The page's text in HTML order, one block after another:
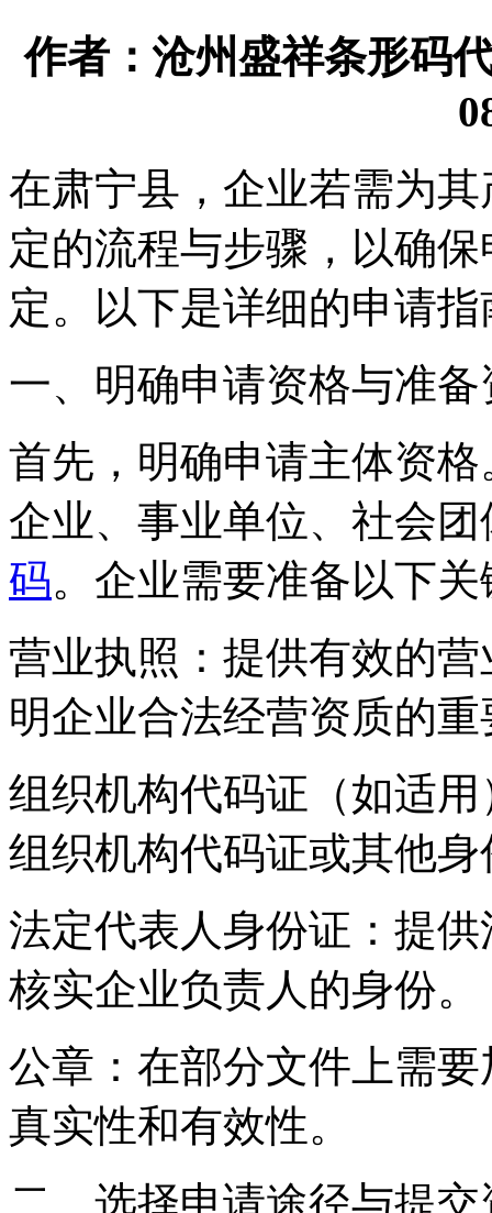
作者：沧州盛祥条形码
在肃宁县，企业若需为
定的流程与步骤，以确
定。以下是详细的申请指
一、明确申请资格与准备
首先，明确申请主体资
企业、事业单位、社会
码。企业需要准备以下
营业执照‌：提供有效的
明企业合法经营资质的
组织机构代码证‌（如适
组织机构代码证或其他
法定代表人身份证‌：提
核实企业负责人的身份。
公章‌：在部分文件上需
真实性和有效性。
二、选择申请途径与提交